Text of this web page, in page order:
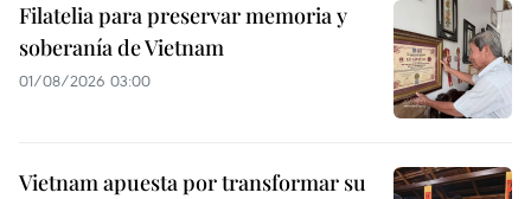
Filatelia para preservar memoria y
soberanía de Vietnam
01/08/2026 03:00
Vietnam apuesta por transformar su